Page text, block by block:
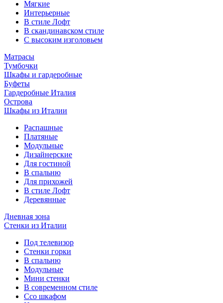
Мягкие
Интерьерные
В стиле Лофт
В скандинавском стиле
С высоким изголовьем
Матрасы
Тумбочки
Шкафы и гардеробные
Буфеты
Гардеробные Италия
Острова
Шкафы из Италии
Распашные
Платяные
Модульные
Дизайнерские
Для гостиной
В спальню
Для прихожей
В стиле Лофт
Деревянные
Дневная зона
Стенки из Италии
Под телевизор
Стенки горки
В спальню
Модульные
Мини стенки
В современном стиле
Ссо шкафом